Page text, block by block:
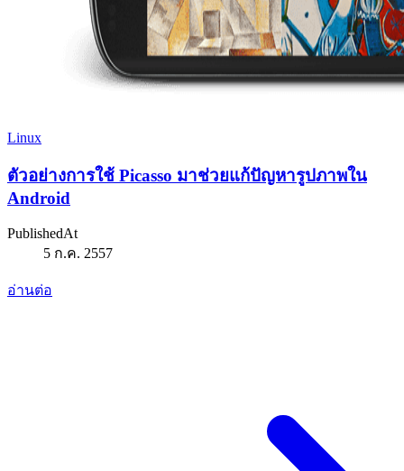
Linux
ตัวอย่างการใช้ Picasso มาช่วยแก้ปัญหารูปภาพใน
Android
PublishedAt
5 ก.ค. 2557
อ่านต่อ